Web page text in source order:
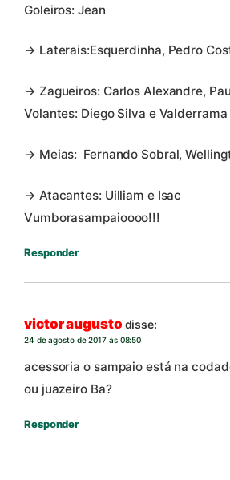
Goleiros: Jean
→ Laterais:Esquerdinha, Pedro
→ Zagueiros: Carlos Alexandre,
Volantes: Diego Silva e Valderrama
→ Meias: Fernando Sobral,
→ Atacantes: Uilliam e Isac
Vumborasampaioooo!!!
Responder
victor augusto disse:
24 de agosto de 2017 às 08:50
acessoria o sampaio está na
ou juazeiro Ba?
Responder